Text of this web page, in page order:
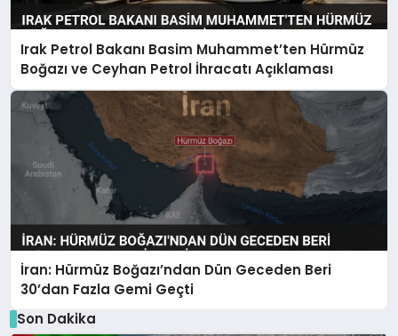
Irak Petrol Bakanı Basim Muhammet’ten Hürmüz
Boğazı ve Ceyhan Petrol İhracatı Açıklaması
İran: Hürmüz Boğazı’ndan Dün Geceden Beri
30’dan Fazla Gemi Geçti
Son Dakika